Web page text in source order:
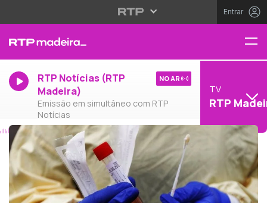
Entrar
RTP Notícias (RTP
Madeira)
Emissão em simultâneo com RTP
Notícias
NO AR
TV
RTP